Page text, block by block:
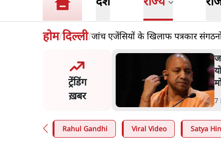
होम/दिल्ली/जांच एजेंसियों के खिलाफ पत्रकार
ट्रेंडिंग
ख़बर
शाह के संसद में आने पर
करे सरकार': राज्यसभा
7
Rahul Gandhi Viral Video Satya